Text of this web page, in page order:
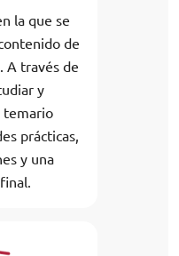
la que se
de
A través de
y
temario
prácticas,
y una